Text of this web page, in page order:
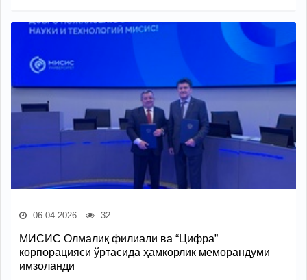
06.04.2026 32
МИСИС Олмалиқ филиали ва “Цифра”
корпорацияси ўртасида ҳамкорлик меморандуми
имзоланди